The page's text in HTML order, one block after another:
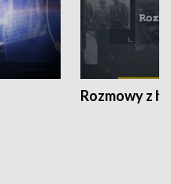
Rozmowy z